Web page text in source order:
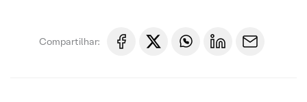
Compartilhar: